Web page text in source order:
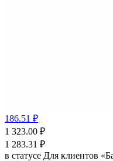
186.51 ₽
1 323.00 ₽
1 283.31 ₽
в статусе Для клиентов